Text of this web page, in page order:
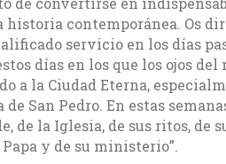
historia contemporánea. Os
servicio en los días
días en los que los ojos
a la Ciudad Eterna,
San Pedro. En estas
de la Iglesia, de sus ritos, de
y de su ministerio”.